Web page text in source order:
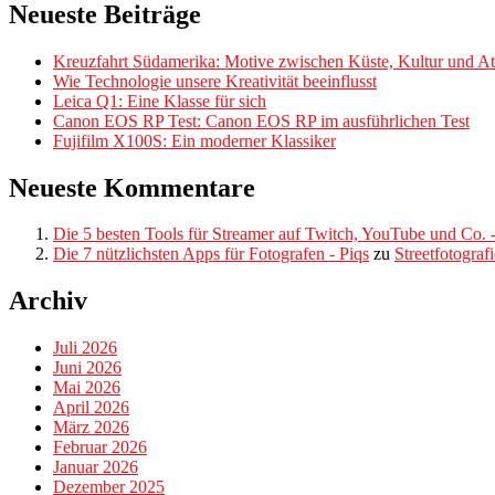
Neueste Beiträge
Kreuzfahrt Südamerika: Motive zwischen Küste, Kultur und
Wie Technologie unsere Kreativität beeinflusst
Leica Q1: Eine Klasse für sich
Canon EOS RP Test: Canon EOS RP im ausführlichen Test
Fujifilm X100S: Ein moderner Klassiker
Neueste Kommentare
Die 5 besten Tools für Streamer auf Twitch, YouTube und Co.
Die 7 nützlichsten Apps für Fotografen - Piqs zu
Archiv
Juli 2026
Juni 2026
Mai 2026
April 2026
März 2026
Februar 2026
Januar 2026
Dezember 2025